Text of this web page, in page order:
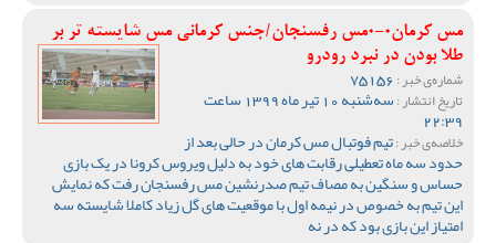
مس کرمان0-0مس رفسنجان/جنس کرمانی مس شایسته تر بر
طلا بودن در نبرد رودرو
شماره‌ی خبر :
تاریخ انتشار : سه‌شنبه 10 تیر ماه 1399 ساعت
22:39
خلاصه‌ی خبر :تیم فوتبال مس کرمان در حالی بعد از
حدود سه ماه تعطیلی رقابت های خود به دلیل ویروس کرونا در یک بازی
حساس و سنگین به مصاف تیم صدرنشین مس رفسنجان رفت که نمایش
این تیم به خصوص در نیمه اول با موقعیت های گل زیاد کاملا شایسته سه
امتیاز این بازی بود که در نه